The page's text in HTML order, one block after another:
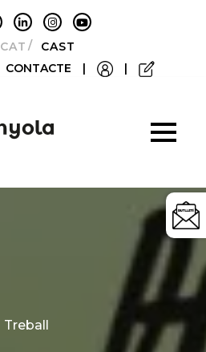
CATALÀCASTELLANO
CONTACTE | |
Categories
Treball